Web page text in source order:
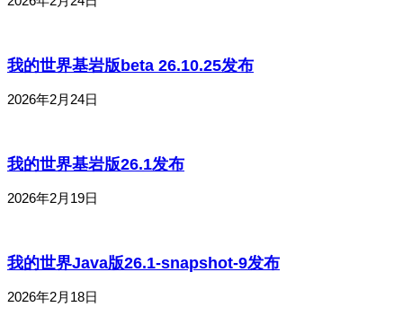
我的世界基岩版beta 26.10.25发布
2026年2月24日
我的世界基岩版26.1发布
2026年2月19日
我的世界Java版26.1-snapshot-9发布
2026年2月18日